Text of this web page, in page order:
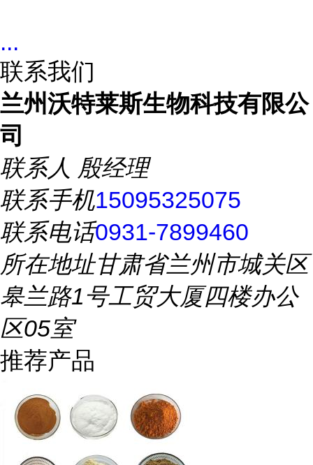
...
联系我们
兰州沃特莱斯生物科技有限公
司
联系人 殷经理
联系手机15095325075
联系电话0931-7899460
所在地址甘肃省兰州市城关区
皋兰路1号工贸大厦四楼办公
区05室
推荐产品